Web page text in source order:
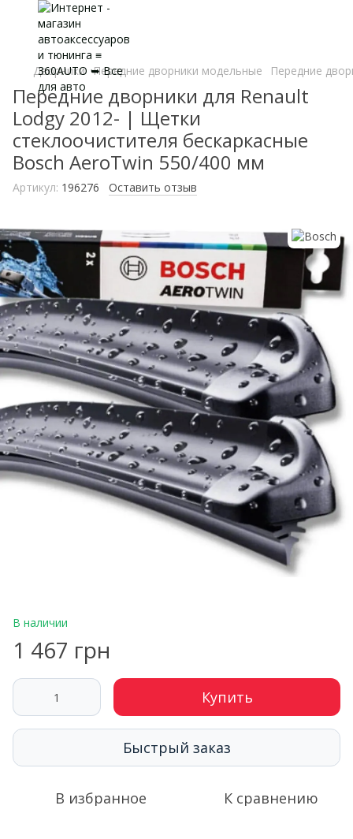
Дворники Передние дворники модельные Передние
Передние дворники для Renault
Lodgy 2012- | Щетки
стеклоочистителя бескаркасные
Bosch AeroTwin 550/400 мм
Артикул: 196276 Оставить отзыв
В наличии
1 467 грн
Купить
Быстрый заказ
В избранное К сравнению